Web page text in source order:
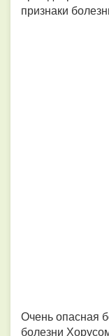
признаки
Очень опасная
болезни